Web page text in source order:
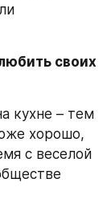
своих
кухне – тем
хорошо,
с веселой